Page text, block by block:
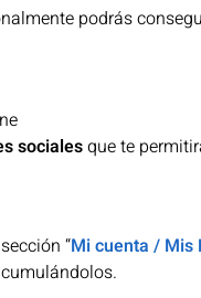
podrás
socialesque te
“Mi cuenta / Mis